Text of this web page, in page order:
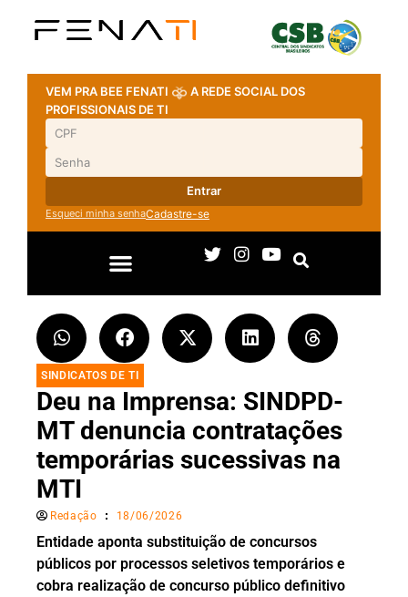
VEM PRA BEE FENATI
A REDE SOCIAL DOS
PROFISSIONAIS DE TI
Entrar
Esqueci minha senhaCadastre-se
SINDICATOS DE TI
Deu na Imprensa: SINDPD-
MT denuncia contratações
temporárias sucessivas na
MTI
Redação 18/06/2026
Entidade aponta substituição de concursos
públicos por processos seletivos temporários e
cobra realização de concurso público definitivo